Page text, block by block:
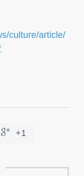
culture/article/
 +1